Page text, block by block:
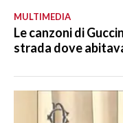
MULTIMEDIA
Le canzoni di
strada dove